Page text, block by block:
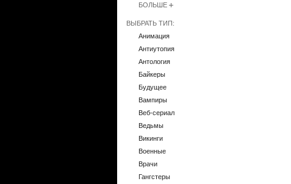
БОЛЬШЕ
ВЫБРАТЬ ТИП:
Анимация
Антиутопия
Антология
Байкеры
Будущее
Вампиры
Веб-сериал
Ведьмы
Викинги
Военные
Врачи
Гангстеры